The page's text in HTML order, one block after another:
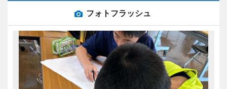
フォトフラッシュ